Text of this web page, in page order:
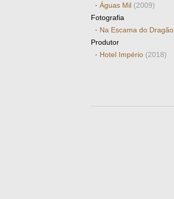
· Águas Mil (2009)
Fotografia
· Na Escama do Dragão
Produtor
· Hotel Império (2018)